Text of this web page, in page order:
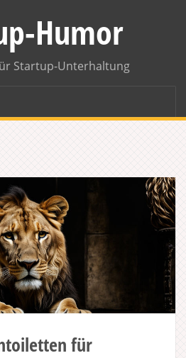
Humor
Startup-Unterhaltung
für